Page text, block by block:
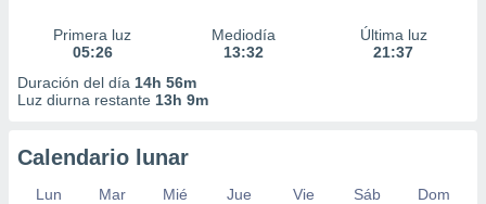
Primera luz
05:26
Mediodía
13:32
Última luz
21:37
Duración del día 14h 56m
Luz diurna restante 13h 9m
Calendario lunar
Lun Mar Mié Jue Vie Sáb
Dom